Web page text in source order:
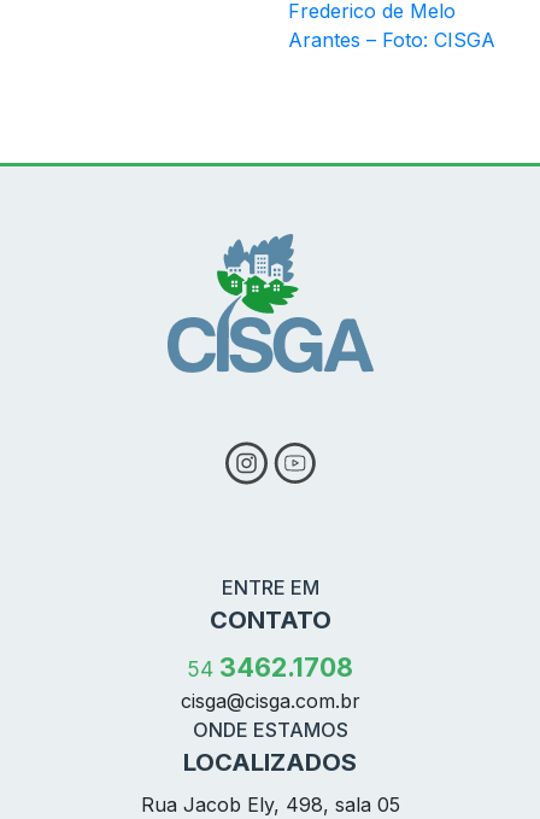
ENTRE EM
CONTATO
54 3462.1708
cisga@cisga.com.br
ONDE ESTAMOS
LOCALIZADOS
Rua Jacob Ely, 498, sala 05